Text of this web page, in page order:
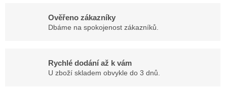
Ověřeno zákazníky
Dbáme na spokojenost zákazníků.
Rychlé dodání až k vám
U zboží skladem obvykle do 3 dnů.